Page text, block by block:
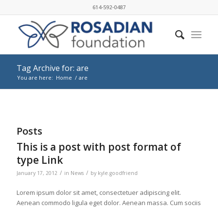
614-592-0487
Tag Archive for: are
You are here: Home / are
Posts
This is a post with post format of
type Link
January 17, 2012 / in News / by kyle.goodfriend
Lorem ipsum dolor sit amet, consectetuer adipiscing elit.
Aenean commodo ligula eget dolor. Aenean massa. Cum sociis